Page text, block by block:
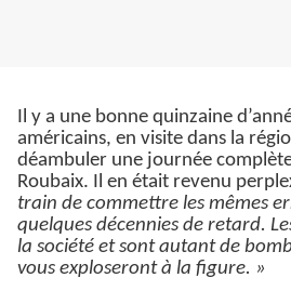
Il y a une bonne quinzaine
américains, en visite dans la
déambuler une journée
Roubaix. Il en était revenu
train de commettre les mêmes
quelques décennies de retard.
la société et sont autant de
vous exploseront à la figure. »